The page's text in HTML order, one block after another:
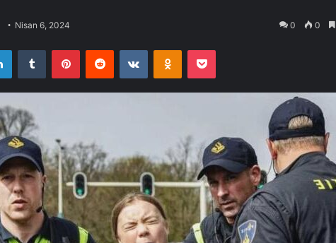
Nisan 6, 2024 0 0
LinkedInTumblr PinterestReddit VKontakteOdnoklassniki
Pocket